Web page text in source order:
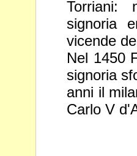
Torriani:
signoria
vicende
Nel 1450
signoria
anni il
Carlo V